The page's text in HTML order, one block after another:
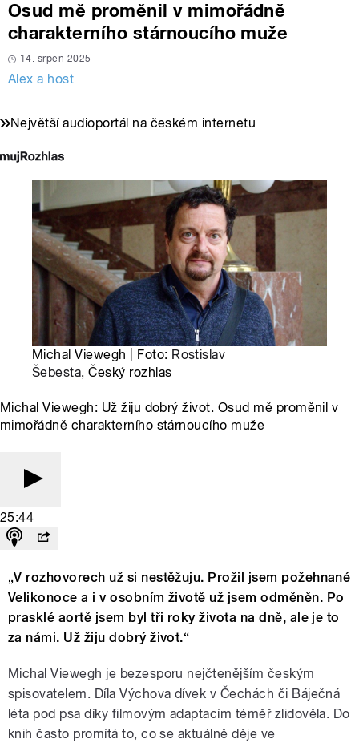
Osud mě proměnil v mimořádně
charakterního stárnoucího muže
14. srpen 2025
Alex a host
Největší audioportál na českém internetu
Michal Viewegh | Foto: Rostislav
Šebesta, Český rozhlas
Michal Viewegh: Už žiju dobrý život. Osud mě proměnil v
mimořádně charakterního stárnoucího muže
25:44
„V rozhovorech už si nestěžuju. Prožil jsem požehnané
Velikonoce a i v osobním životě už jsem odměněn. Po
prasklé aortě jsem byl tři roky života na dně, ale je to
za námi. Už žiju dobrý život.“
Michal Viewegh je bezesporu nejčtenějším českým
spisovatelem. Díla Výchova dívek v Čechách či Báječná
léta pod psa díky filmovým adaptacím téměř zlidověla. Do
knih často promítá to, co se aktuálně děje ve